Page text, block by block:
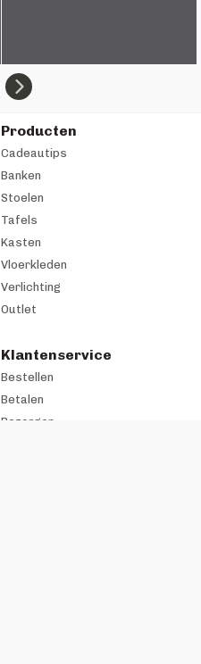
Producten
Cadeautips
Banken
Stoelen
Tafels
Kasten
Vloerkleden
Verlichting
Outlet
Klantenservice
Bestellen
Betalen
Bezorgen